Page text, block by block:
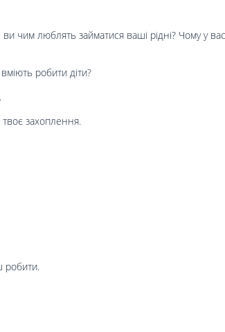
чим люблять займатися ваші рідні? Чому у вас
робити діти?
захоплення.
робити.